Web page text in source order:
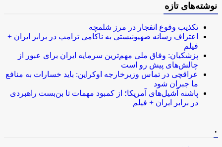
نوشته‌های تازه
تکذیب وقوع انفجار در مرز شلمچه
اعتراف رسانه صهیونیستی به ناکامی ترامپ در برابر ایران +
فیلم
پزشکیان: وفاق ملی مهم‌ترین سرمایه ایران برای عبور از
چالش‌های پیش رو است
عراقچی در تماس وزیرخارجه اوکراین: باید خسارات به منافع
ما جبران شود
پاشنه آشیل‌های آمریکا؛ از کمبود مهمات تا بن‌بست راهبردی
در برابر ایران + فیلم